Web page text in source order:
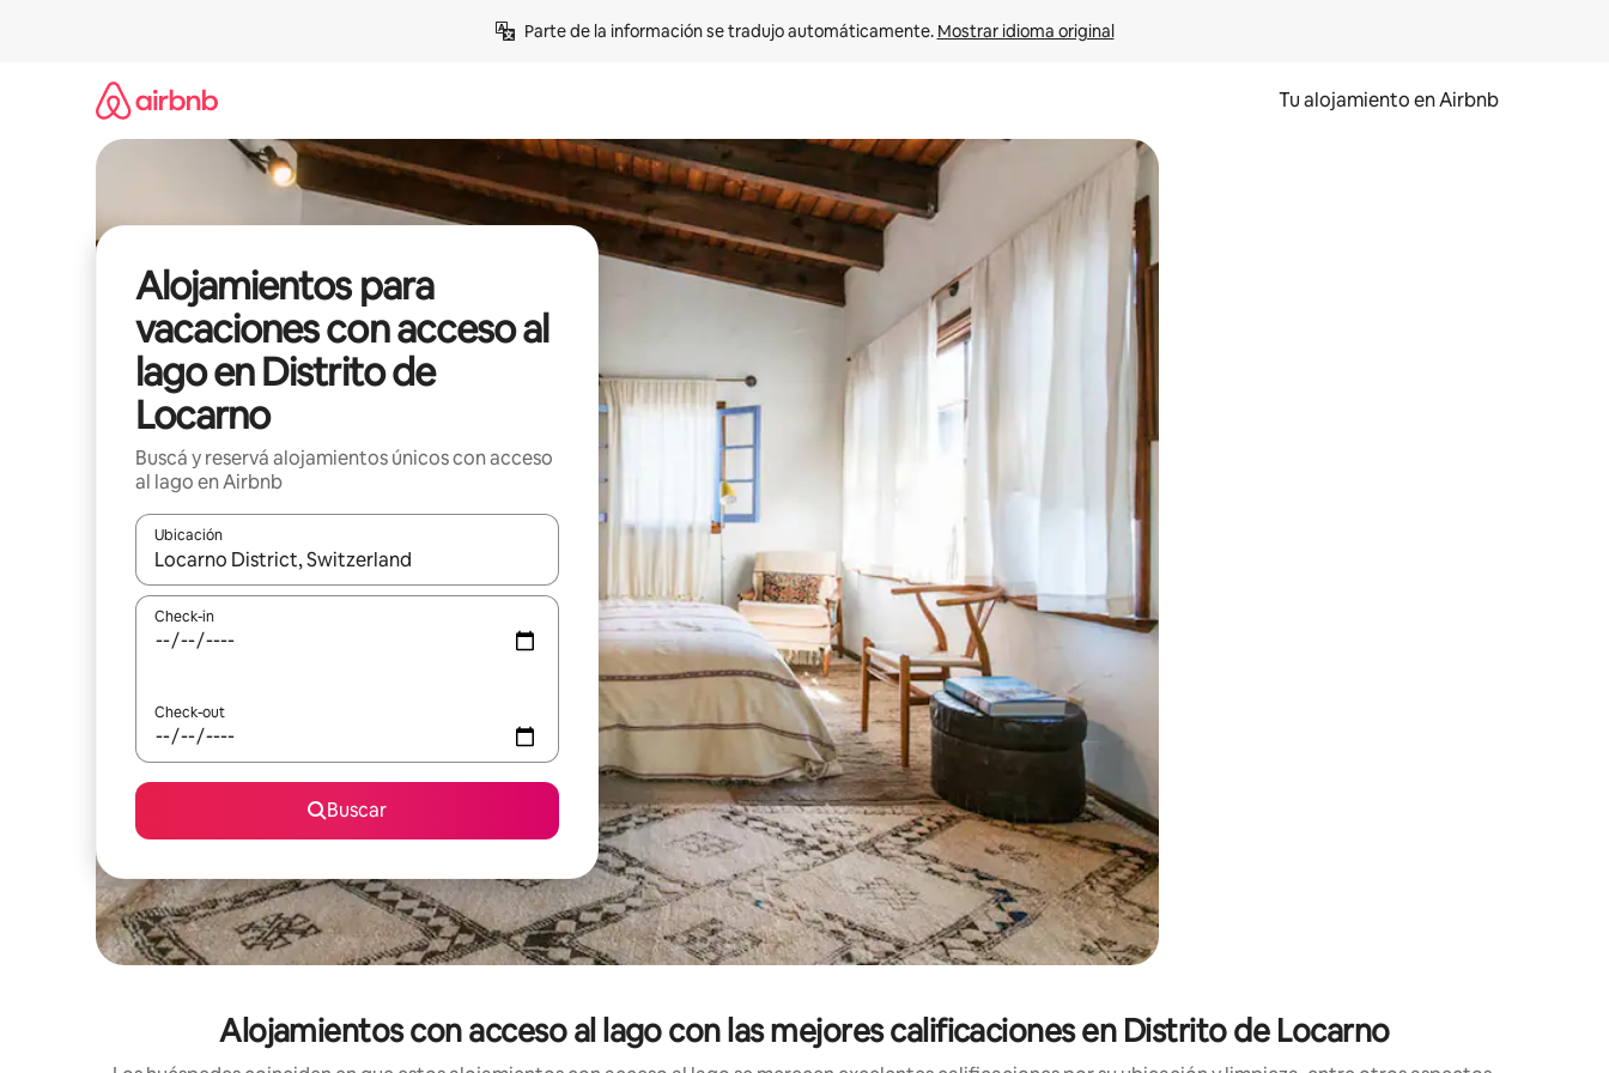
Parte de la información se tradujo automáticamente. Mostrar idioma original
Tu alojamiento en Airbnb
Alojamientos para
vacaciones con acceso al
lago en Distrito de
Locarno
Buscá y reservá alojamientos únicos con acceso
al lago en Airbnb
Ubicación
Cuando los resultados estén disponibles, navegá con las teclas de flecha hacia arriba y hacia abajo o explorá deslizando el dedo.
Check-in
Check-out
Buscar
Alojamientos con acceso al lago con las mejores calificaciones en Distrito de Locarno